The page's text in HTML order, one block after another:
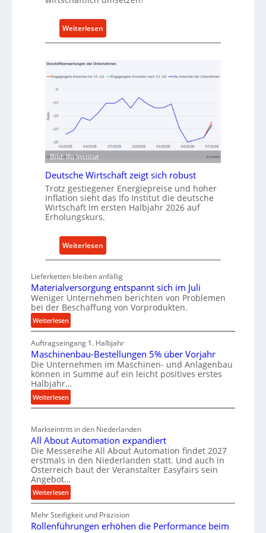
k
a
f
v
n
u
s
t
r
i
e
E
r
s
a
t
z
t
l
e
n
Weiterlesen:
M
t
h
d
ü
r
n
a
c
a
l
i
g
e
W
r
k
z
e
a
u
p
r
e
s
s
Bild: Ifo Institut
Deutsche Wirtschaft zeigt sich robust
Trotz gestiegener Energiepreise und hoher
Inflation sieht das Ifo Institut die deutsche
Wirtschaft im ersten Halbjahr 2026 auf
Erholungskurs.
Weiterlesen:
D
u
t
s
h
e
W
s
h
a
f
t
i
g
Lieferketten bleiben anfällig
Materialversorgung entspannt sich im Juli
Weniger Unternehmen berichten von Problemen
bei der Beschaffung von Vorprodukten.
Weiterlesen:
M
a
t
e
r
i
a
l
e
r
s
o
g
u
n
g
Auftragseingang 1. Halbjahr
Maschinenbau-Bestellungen 5% über Vorjahr
Die Unternehmen im Maschinen- und Anlagenbau
können in Summe auf ein leicht positives erstes
Halbjahr…
Weiterlesen:
M
s
c
h
i
n
e
n
a
Markteintritt in den Niederlanden
All About Automation expandiert
Die Messereihe All About Automation findet 2027
erstmals in den Niederlanden statt. Und auch in
Österreich baut der Veranstalter Easyfairs sein
Angebot…
Weiterlesen:
A
l
l
Mehr Steifigkeit und Präzision
Rollenführungen erhöhen die Performance beim